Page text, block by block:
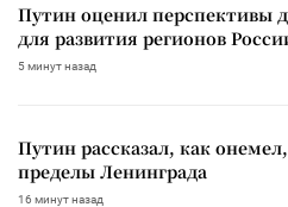
Путин оценил перспективы
для развития регионов
5 минут назад
Путин рассказал, как
пределы Ленинграда
16 минут назад